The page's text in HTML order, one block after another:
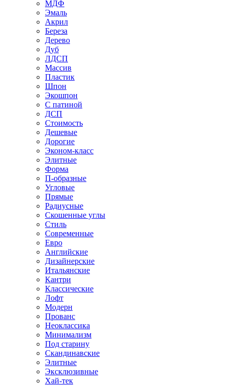
МДФ
Эмаль
Акрил
Береза
Дерево
Дуб
ЛДСП
Массив
Пластик
Шпон
Экошпон
С патиной
ДСП
Стоимость
Дешевые
Дорогие
Эконом-класс
Элитные
Форма
П-образные
Угловые
Прямые
Радиусные
Скошенные углы
Стиль
Современные
Евро
Английские
Дизайнерские
Итальянские
Кантри
Классические
Лофт
Модерн
Прованс
Неоклассика
Минимализм
Под старину
Скандинавские
Элитные
Эксклюзивные
Хай-тек